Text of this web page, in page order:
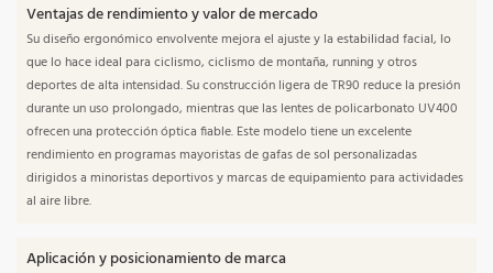
Ventajas de rendimiento y valor de mercado
Su diseño ergonómico envolvente mejora el ajuste y la estabilidad facial, lo
que lo hace ideal para ciclismo, ciclismo de montaña, running y otros
deportes de alta intensidad. Su construcción ligera de TR90 reduce la presión
durante un uso prolongado, mientras que las lentes de policarbonato UV400
ofrecen una protección óptica fiable. Este modelo tiene un excelente
rendimiento en programas mayoristas de gafas de sol personalizadas
dirigidos a minoristas deportivos y marcas de equipamiento para actividades
al aire libre.
Aplicación y posicionamiento de marca